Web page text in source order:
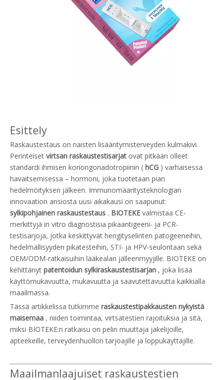
Esittely
Raskaustestaus on naisten lisääntymisterveyden kulmakivi.
Perinteiset virtsan raskaustestisarjat ovat pitkään olleet
standardi ihmisen koriongonadotropiinin ( hCG ) varhaisessa
havaitsemisessa – hormoni, joka tuotetaan pian
hedelmöityksen jälkeen. Immunomääritysteknologian
innovaation ansiosta uusi aikakausi on saapunut:
sylkipohjainen raskaustestaus . BIOTEKE valmistaa CE-
merkittyjä in vitro diagnostisia pikaantigeeni- ja PCR-
testisarjoja, jotka keskittyvät hengityselinten patogeeneihin,
hedelmällisyyden pikatesteihin, STI- ja HPV-seulontaan sekä
OEM/ODM-ratkaisuihin lääkealan jälleenmyyjille. BIOTEKE on
kehittänyt patentoidun sylkiraskaustestisarjan , joka lisää
käyttömukavuutta, mukavuutta ja saavutettavuutta kaikkialla
maailmassa.
Tässä artikkelissa tutkimme raskaustestipakkausten nykyistä
maisemaa , niiden toimintaa, virtsatestien rajoituksia ja sitä,
miksi BIOTEKE:n ratkaisu on pelin muuttaja jakelijoille,
apteekeille, terveydenhuollon tarjoajille ja loppukäyttäjille.
Maailmanlaajuiset raskaustestien